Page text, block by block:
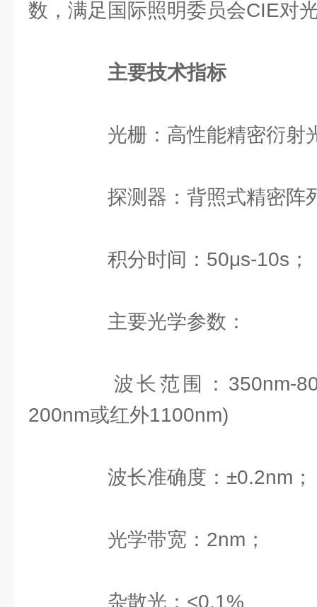
数，满足国际照明委员会CIE对
主要技术指标
光栅：高性能精密衍射
探测器：背照式精密阵
积分时间：50μs-10s；
主要光学参数：
波长范围：350nm-
200nm或红外1100nm)
波长准确度：±0.2nm；
光学带宽：2nm；
杂散光：<0.1%